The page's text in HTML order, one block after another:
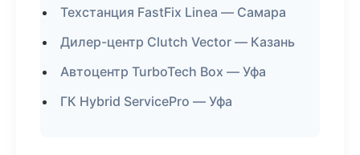
Техстанция FastFix Linea — Самара
Дилер-центр Clutch Vector — Казань
Автоцентр TurboTech Box — Уфа
ГК Hybrid ServicePro — Уфа